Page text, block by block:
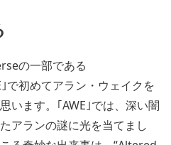
の一部である
｣で初めてアラン・ウェイクを
います。｢AWE｣では、深い闇
アランの謎に光を当てまし